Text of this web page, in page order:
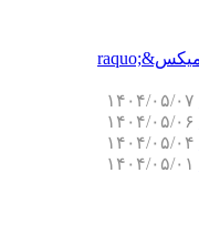
۱۴۰۴/۰۵/۰۷
۱۴۰۴/۰۵/۰۶
۱۴۰۴/۰۵/۰۴
۱۴۰۴/۰۵/۰۱